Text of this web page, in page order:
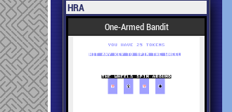
HRA
One-Armed Bandit